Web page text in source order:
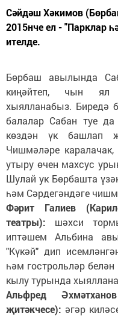
Сәйдәш Хәкимов
2015нче ел - "Парклар
ителде.
Бөрбаш авылында
киңәйтеп, чын ял
хыялланабыз. Биредә
балалар Сабан туе
көздән үк башлап
Чишмәләре
утыру өчен махсус
Шулай ук Бөрбашта
һәм Сәрдегәндәге
Фәрит Галиев
театры): шәхси
иптәшем Альбина
"Күкәй" дип
һәм гострольләр
кылу турында
Альфред
җитәкчесе): әгәр